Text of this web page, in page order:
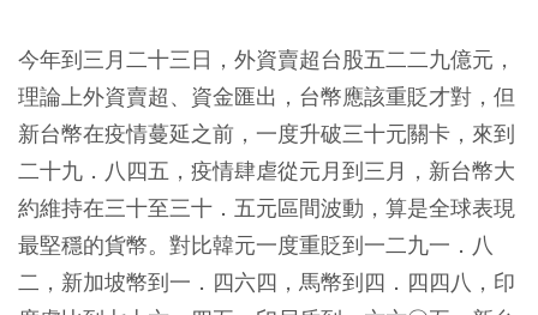
今年到三月二十三日，外資賣超台股五二二九億元，
理論上外資賣超、資金匯出，台幣應該重貶才對，但
新台幣在疫情蔓延之前，一度升破三十元關卡，來到
二十九．八四五，疫情肆虐從元月到三月，新台幣大
約維持在三十至三十．五元區間波動，算是全球表現
最堅穩的貨幣。對比韓元一度重貶到一二九一．八
二，新加坡幣到一．四六四，馬幣到四．四四八，印